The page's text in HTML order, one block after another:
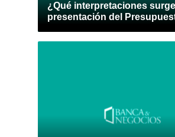
¿Qué interpretaciones
presentación del